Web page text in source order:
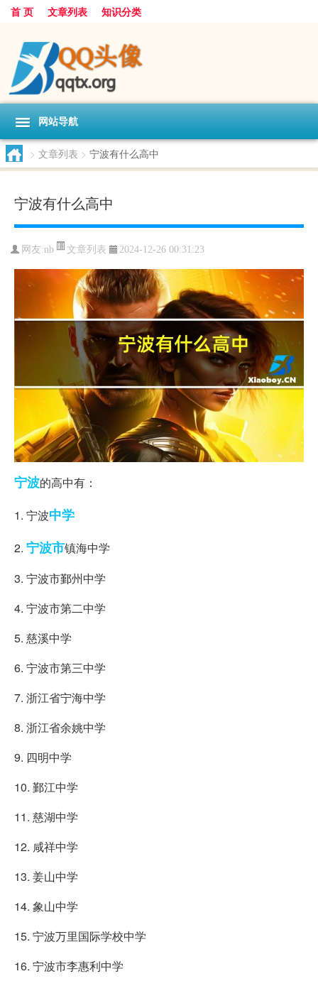
首 页 文章列表 知识分类
网站导航
> 文章列表 > 宁波有什么高中
宁波有什么高中
网友:nb 文章列表 2024-12-26 00:31:23
宁波的高中有：
1. 宁波中学
2. 宁波市镇海中学
3. 宁波市鄞州中学
4. 宁波市第二中学
5. 慈溪中学
6. 宁波市第三中学
7. 浙江省宁海中学
8. 浙江省余姚中学
9. 四明中学
10. 鄞江中学
11. 慈湖中学
12. 咸祥中学
13. 姜山中学
14. 象山中学
15. 宁波万里国际学校中学
16. 宁波市李惠利中学